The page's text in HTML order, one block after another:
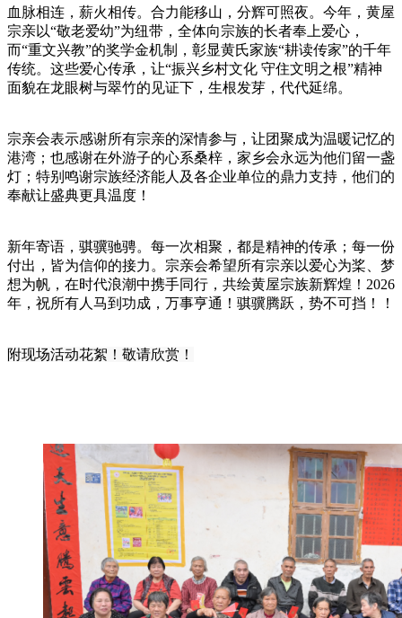
血脉相连，薪火相传。合力能移山，分辉可照夜。今年，黄屋
宗亲以“敬老爱幼”为纽带，全体向宗族的长者奉上爱心，
而“重文兴教”的奖学金机制，彰显黄氏家族“耕读传家”的千年
传统。这些爱心传承，让“振兴乡村文化 守住文明之根”精神
面貌在龙眼树与翠竹的见证下，生根发芽，代代延绵。
宗亲会表示感谢所有宗亲的深情参与，让团聚成为温暖记忆的
港湾；也感谢在外游子的心系桑梓，家乡会永远为他们留一盏
灯；特别鸣谢宗族经济能人及各企业单位的鼎力支持，他们的
奉献让盛典更具温度！
新年寄语，骐骥驰骋。每一次相聚，都是精神的传承；每一份
付出，皆为信仰的接力。宗亲会希望所有宗亲以爱心为桨、梦
想为帆，在时代浪潮中携手同行，共绘黄屋宗族新辉煌！2026
年，祝所有人马到功成，万事亨通！骐骥腾跃，势不可挡！！
附现场活动花絮！敬请欣赏！